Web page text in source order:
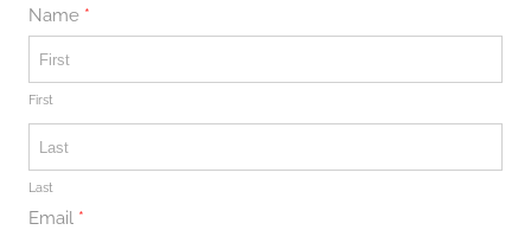
Name *
First
Last
Email *